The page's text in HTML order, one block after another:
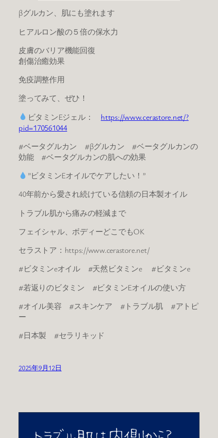
βグルカン、肌にも塗れます
ヒアルロン酸の５倍の保水力
皮膚のバリア機能回復
創傷治癒効果
免疫調整作用
塗ってみて、ぜひ！
ビタミンEジェル： https://www.cerastore.net/?
pid=170561044
#ベータグルカン #βグルカン #ベータグルカンの
効能 #ベータグルカンの肌への効果
”ビタミンEオイルでケアしたい！”
40年前から愛され続けている信頼の日本製オイル
トラブル肌から痛みの軽減まで
フェイシャル、ボディーどこでもOK
セラストア：https://www.cerastore.net/
#ビタミンeオイル #天然ビタミンe #ビタミンe
#若返りのビタミン #ビタミンEオイルの使い方
#オイル美容 #スキンケア #トラブル肌 #アトピ
ー
#日本製 #セラリキッド
2025年9月12日